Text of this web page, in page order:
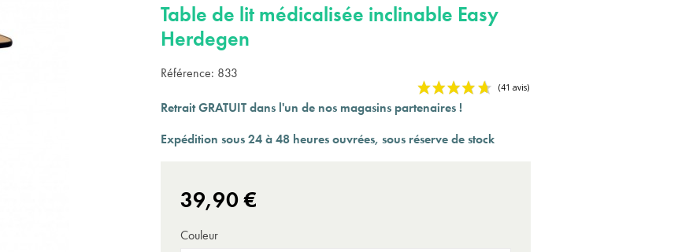
Payez en 3 ou 4 fois SANS FRAIS à partir de
Expédition sous 24 à 48 heures ouvrées*
Table de lit médicalisée inclinable Easy
Herdegen
Référence: 833
Retrait GRATUIT dans l'un de nos magasins partenaires !
Expédition sous 24 à 48 heures ouvrées, sous réserve de stock
39,90 €
Couleur